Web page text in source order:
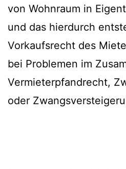
von Wohnraum in
und das hierdurch
Vorkaufsrecht des
bei Problemen im
Vermieterpfandrecht,
oder